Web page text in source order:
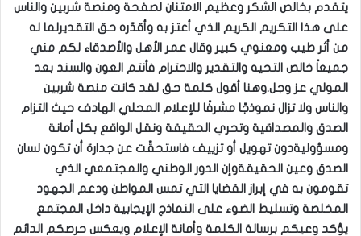
يتقدم بخالص الشكر وعظيم الامتنان لصفحة ومنصة شربين والناس
على هذا التكريم الكريم الذي أعتز به وأقدّره حق التقديرلما له
من أثر طيب ومعنوي كبير وقال عمر الأهل والأصدقاء لكم مني
جميعاً خالص التحيه والتقدير والاحترام فأنتم العون والسند بعد
المولي عز وجل.وهنا أقول كلمة حق لقد كانت منصة شربين
والناس ولا تزال نموذجًا مشرفًا للإعلام المحلي الهادف حيث التزام
الصدق والمصداقية وتحري الحقيقة ونقل الواقع بكل أمانة
ومسؤوليةدون تهويل أو تزييف فاستحقّت عن جدارة أن تكون لسان
الصدق وعين الحقيقةوإن الدور الوطني والمجتمعي الذي
تقومون به في إبراز القضايا التي تمس المواطن ودعم الجهود
المخلصة وتسليط الضوء على النماذج الإيجابية داخل المجتمع
يؤكد وعيكم برسالة الكلمة وأمانة الإعلام ويعكس حرصكم الدائم